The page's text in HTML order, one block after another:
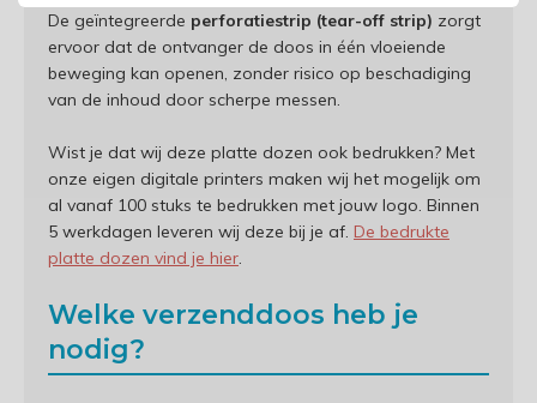
De geïntegreerde perforatiestrip (tear-off strip) zorgt
ervoor dat de ontvanger de doos in één vloeiende
beweging kan openen, zonder risico op beschadiging
van de inhoud door scherpe messen.
Wist je dat wij deze platte dozen ook bedrukken? Met
onze eigen digitale printers maken wij het mogelijk om
al vanaf 100 stuks te bedrukken met jouw logo. Binnen
5 werkdagen leveren wij deze bij je af. De bedrukte
platte dozen vind je hier.
Welke verzenddoos heb je
nodig?